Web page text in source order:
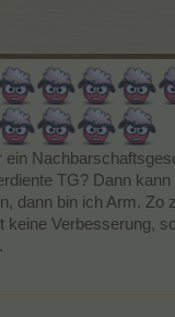
ein
TG? Dann kann
dann bin ich Arm. Zo
keine Verbesserung,